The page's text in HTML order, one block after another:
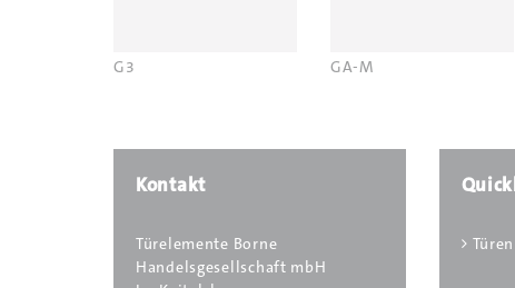
G3 GA-M
Kontakt
Türelemente Borne
Handelsgesellschaft mbH